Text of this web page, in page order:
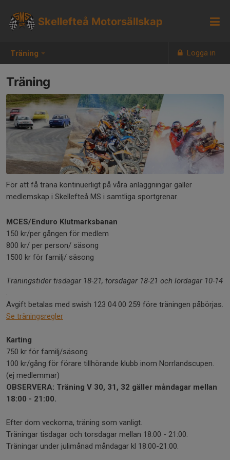
Träning Logga in
Skellefteå Motorsällskap
Träning
För att få träna kontinuerligt på våra anläggningar gäller
medlemskap i Skellefteå MS i samtliga sportgrenar.
MCES/Enduro Klutmarksbanan
150 kr/per gången för medlem
800 kr/ per person/ säsong
1500 kr för familj/ säsong
Träningstider tisdagar 18-21, torsdagar 18-21 och lördagar 10-14
.
Avgift betalas med swish 123 04 00 259 före träningen påbörjas.
Se träningsregler
Karting
750 kr för familj/säsong
100 kr/gång för förare tillhörande klubb inom Norrlandscupen.
(ej medlemmar)
OBSERVERA: Träning V 30, 31, 32 gäller måndagar mellan
18:00 - 21:00.
Efter dom veckorna, träning som vanligt.
Träningar tisdagar och torsdagar mellan 18:00 - 21:00.
Träningar under julimånad måndagar kl 18:00-21:00.